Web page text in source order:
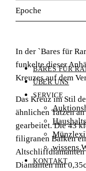
BARES FÜR
ÜBER UNS
SERVICE
KONTAKT
Epoche
In der `Bares für
funkelte dieser
Kreuzes auf dem
Das Kreuz im Stil
ähnlichen Tatzen
gearbeitet. Die 43
filigranen Balken
Altschliffdiamanten
Diamanten mit